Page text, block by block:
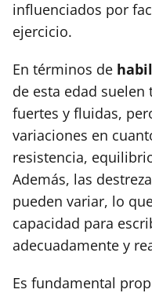
influenciados por
ejercicio.
En términos de
de esta edad
fuertes y fluidas,
variaciones en
resistencia,
Además, las
pueden variar, lo
capacidad para
adecuadamente y
Es fundamental